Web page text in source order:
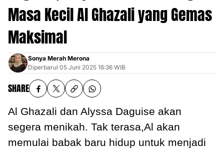
Masa Kecil Al Ghazali yang Gemas
Maksimal
Sonya Merah Merona
Diperbarui 05 Juni 2025 16:36 WIB
SHARE
Al Ghazali dan Alyssa Daguise akan
segera menikah. Tak terasa,Al akan
memulai babak baru hidup untuk menjadi